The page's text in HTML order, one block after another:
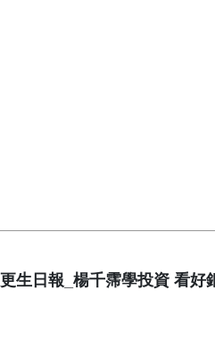
更生日報_楊千霈學投資 看好